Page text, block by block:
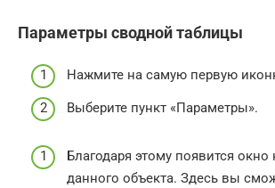
Параметры сводной таблицы
Нажмите на самую первую
Выберите пункт «Параметры».
Благодаря этому появится окно
данного объекта. Здесь вы